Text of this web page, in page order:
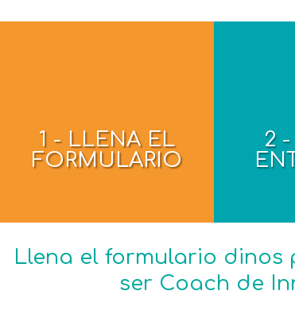
1 - LLENA EL
FORMULARIO
2
Llena el formulario
ser Coach de